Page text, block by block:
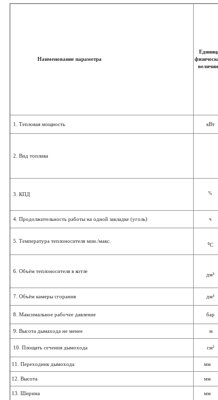
Наименование параметра
1. Тепловая мощность кВт
2. Вид топлива
3. КПД %
4. Продолжительность работы на одной закладке (уголь) ч
5. Температура теплоносителя мин./макс.
⁰С
6. Объём теплоносителя в котле
дм³
7. Объём камеры сгорания дм³
8. Максимальное рабочее давление бар
9. Высота дымахода не менее м
10. Площать сечения дымохода см²
11. Переходник дымохода мм
12. Высота мм
13. Ширина мм